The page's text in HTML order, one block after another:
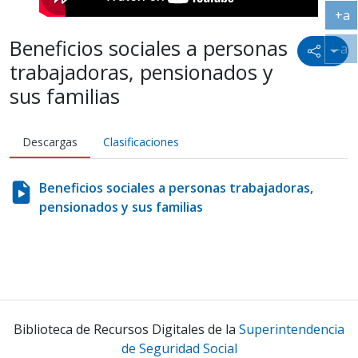
Icono
Beneficios sociales a personas
trabajadoras, pensionados y
sus familias
Descargas Clasificaciones
Beneficios sociales a personas trabajadoras,
pensionados y sus familias
Biblioteca de Recursos Digitales de la Superintendencia
de Seguridad Social
+a
-a